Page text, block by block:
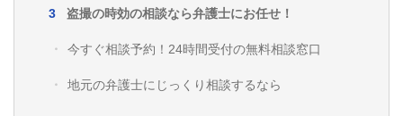
盗撮の時効の相談なら弁護士にお任せ！
今すぐ相談予約！24時間受付の無料相談窓口
地元の弁護士にじっくり相談するなら